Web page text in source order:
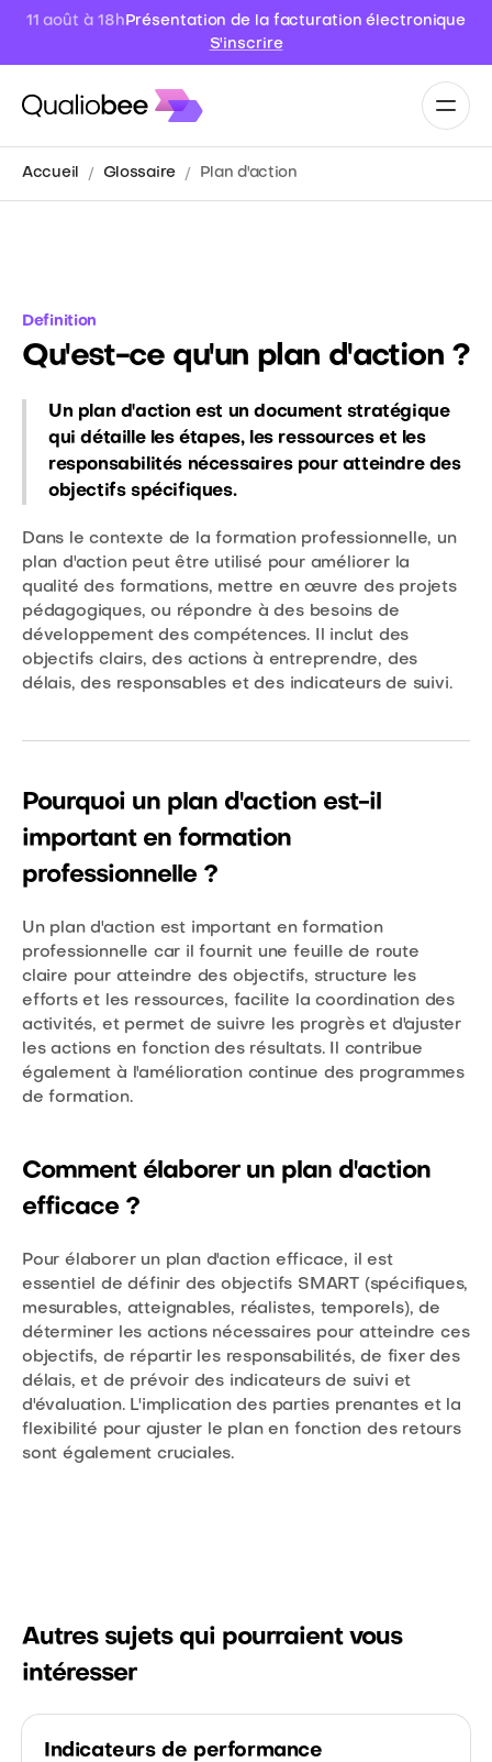
11 août à 18h Présentation de la facturation électronique
S'inscrire
Accueil Glossaire Plan d'action
Definition
Qu'est-ce qu'un plan d'action ?
Un plan d'action est un document stratégique
qui détaille les étapes, les ressources et les
responsabilités nécessaires pour atteindre des
objectifs spécifiques.
Dans le contexte de la formation professionnelle, un
plan d'action peut être utilisé pour améliorer la
qualité des formations, mettre en œuvre des projets
pédagogiques, ou répondre à des besoins de
développement des compétences. Il inclut des
objectifs clairs, des actions à entreprendre, des
délais, des responsables et des indicateurs de suivi.
Pourquoi un plan d'action est-il
important en formation
professionnelle ?
Un plan d'action est important en formation
professionnelle car il fournit une feuille de route
claire pour atteindre des objectifs, structure les
efforts et les ressources, facilite la coordination des
activités, et permet de suivre les progrès et d'ajuster
les actions en fonction des résultats. Il contribue
également à l'amélioration continue des programmes
de formation.
Comment élaborer un plan d'action
efficace ?
Pour élaborer un plan d'action efficace, il est
essentiel de définir des objectifs SMART (spécifiques,
mesurables, atteignables, réalistes, temporels), de
déterminer les actions nécessaires pour atteindre ces
objectifs, de répartir les responsabilités, de fixer des
délais, et de prévoir des indicateurs de suivi et
d'évaluation. L'implication des parties prenantes et la
flexibilité pour ajuster le plan en fonction des retours
sont également cruciales.
Autres sujets qui pourraient vous
intéresser
Indicateurs de performance